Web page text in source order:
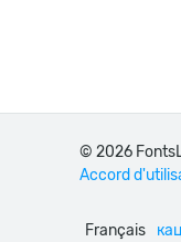
© 2026
Accord
Français